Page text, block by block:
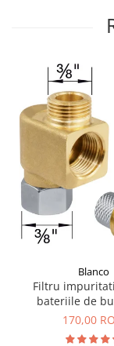
Blanco
Filtru
bateriile de
Blanco
170,00